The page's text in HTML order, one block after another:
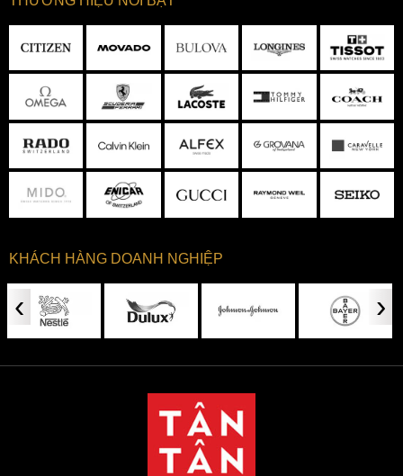
KHÁCH HÀNG DOANH NGHIỆP
‹ ›